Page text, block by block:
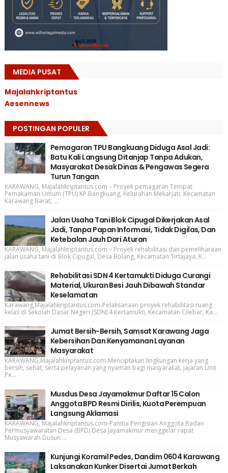
MEDIA PUSAT
Majalahkriptantus
Aesennews
POSTINGAN POPULER
Pemagaran TPU Bangkuang Diduga Asal Jadi:
Batu Kali Langsung Ditanjap Tanpa Adukan,
Masyarakat Desak Dinas & Pengawas Segera
Turun Tangan
KARAWANG, Majalahkriptantus.com – Proyek pemagaran Tempat
Pemakaman Umum (TPU) KP Bangkuang, Kelurahan Mekarjati, Kecamatan
Karawang Barat, ...
Jalan Usaha Tani Blok Cipugal Dikerjakan Asal
Jadi, Tanpa Papan Informasi, Tidak Digilas, Dan
Ketebalan Jauh Dari Aturan
KARAWANG, Majalahkriptantus.com – Proyek rehabilitasi dan pemeliharaan
jalan usaha tani di Blok Cipugal, Desa Bolang, Kecamatan Tirtajaya, K...
Rehabilitasi SDN 4 Kertamukti Diduga Curangi
Material, Ukuran Besi Jauh Dibawah Standar
Keselamatan
Karawang,Majalahkriptantus.com-Pelaksanaan proyek rehabilitasi ruang
kelas di Sekolah Dasar Negeri (SDN) 4 Kertamukti, Kecamatan Cilebar, Ka...
Jumat Bersih-Bersih, Samsat Karawang Jaga
Kebersihan Dan Kenyamanan Layanan
Masyarakat
KARAWANG,Majalahkriptantus.com-Menciptakan lingkungan kerja yang
bersih, sehat, serta pelayanan yang nyaman bagi masyarakat, jajaran Unit
Pe...
Musdus Desa Jayamakmur Daftar 15 Calon
Anggota BPD Resmi Dirilis, Kuota Perempuan
Langsung Aklamasi
KARAWANG, Majalahkriptantus.com-Panitia Pengisian Anggota Badan
Permusyawaratan Desa (BPD) Desa Jayamakmur menggelar rapat
Musyawarah Dusun ...
Kunjungi Koramil Pedes, Dandim 0604 Karawang
Laksanakan Kunker Disertai Jumat Berkah